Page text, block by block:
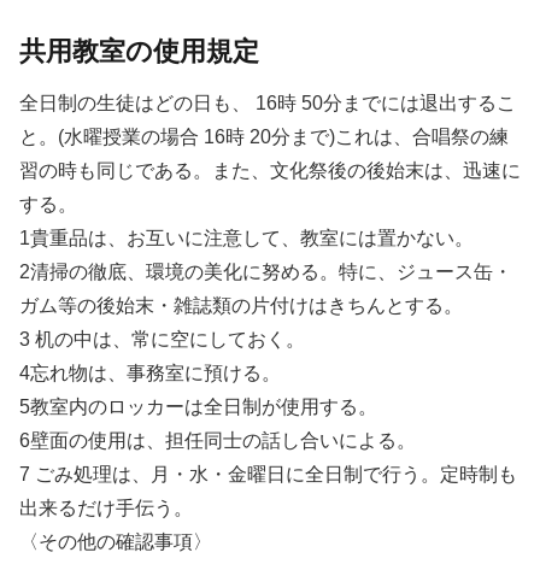
共用教室の使用規定
全日制の生徒はどの日も、 16時 50分までには退出するこ
と。(水曜授業の場合 16時 20分まで)これは、合唱祭の練
習の時も同じである。また、文化祭後の後始末は、迅速に
する。
1貴重品は、お互いに注意して、教室には置かない。
2清掃の徹底、環境の美化に努める。特に、ジュース缶・
ガム等の後始末・雑誌類の片付けはきちんとする。
3 机の中は、常に空にしておく。
4忘れ物は、事務室に預ける。
5教室内のロッカーは全日制が使用する。
6壁面の使用は、担任同士の話し合いによる。
7 ごみ処理は、月・水・金曜日に全日制で行う。定時制も
出来るだけ手伝う。
〈その他の確認事項〉